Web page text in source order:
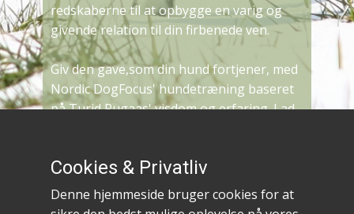
redskaberne til at opbygge en varig og
givende relation til din firbenede ven.
Giv den gave,som din hund fortjener, med
Nordic DogFocus' hundetræning baseret
på Turid Rugaas' visdom og erfaring. Lad
Persondatapolitik hos Dogfocus
Cookies & Privatliv
Denne hjemmeside bruger cookies for at